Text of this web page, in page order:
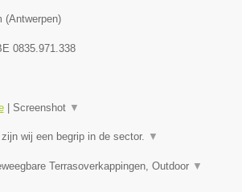
(Antwerpen)
0835.971.338
| Screenshot ▼
wij een begrip in de sector. ▼
Terrasoverkappingen, Outdoor ▼